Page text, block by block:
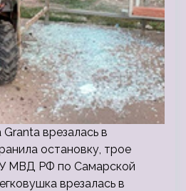
врезалась в
остановку, трое
МВД РФ по Самарской
врезалась в